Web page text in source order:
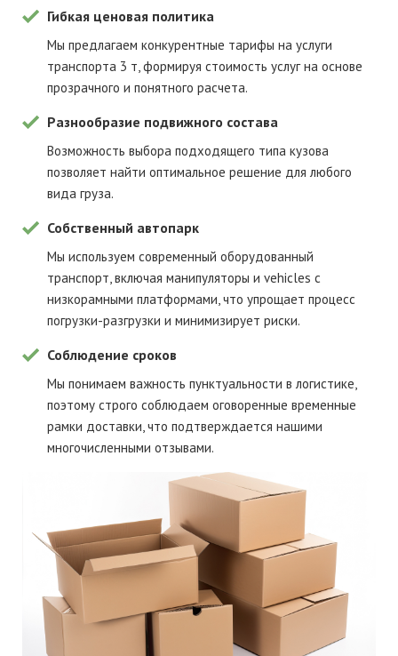
Гибкая ценовая политика
Мы предлагаем конкурентные тарифы на услуги
транспорта 3 т, формируя стоимость услуг на основе
прозрачного и понятного расчета.
Разнообразие подвижного состава
Возможность выбора подходящего типа кузова
позволяет найти оптимальное решение для любого
вида груза.
Собственный автопарк
Мы используем современный оборудованный
транспорт, включая манипуляторы и vehicles с
низкорамными платформами, что упрощает процесс
погрузки-разгрузки и минимизирует риски.
Соблюдение сроков
Мы понимаем важность пунктуальности в логистике,
поэтому строго соблюдаем оговоренные временные
рамки доставки, что подтверждается нашими
многочисленными отзывами.